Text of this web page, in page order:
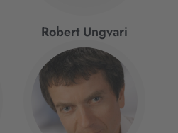
Robert Ungvari